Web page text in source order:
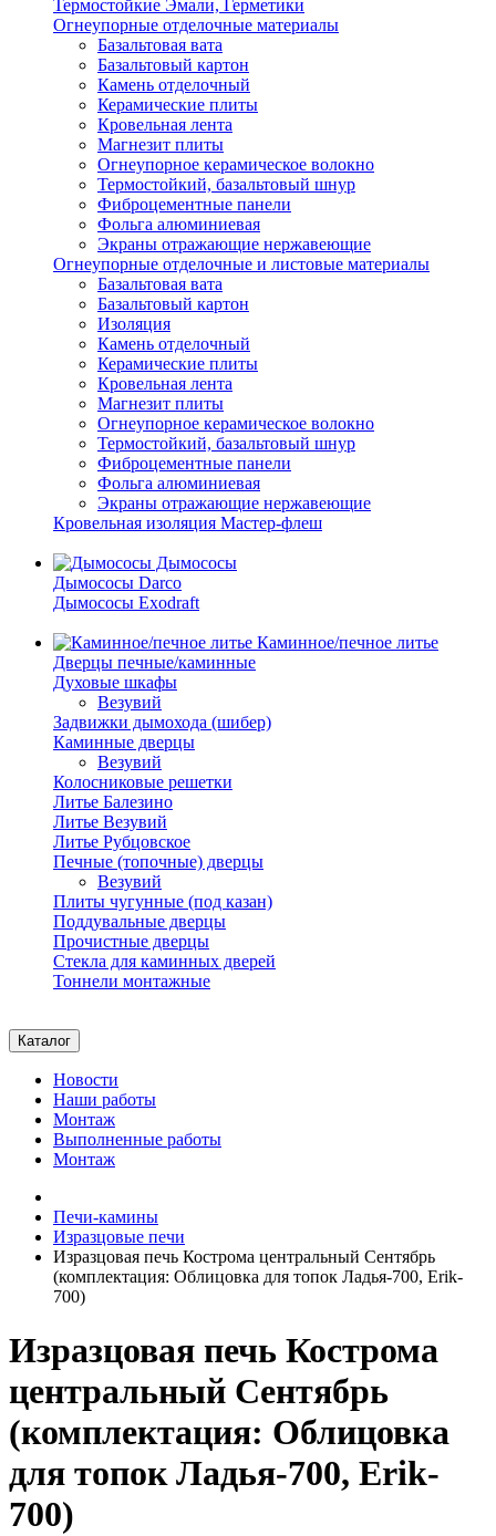
Термостойкие Эмали, Герметики
Огнеупорные отделочные материалы
Базальтовая вата
Базальтовый картон
Камень отделочный
Керамические плиты
Кровельная лента
Магнезит плиты
Огнеупорное керамическое волокно
Термостойкий, базальтовый шнур
Фиброцементные панели
Фольга алюминиевая
Экраны отражающие нержавеющие
Огнеупорные отделочные и листовые материалы
Базальтовая вата
Базальтовый картон
Изоляция
Камень отделочный
Керамические плиты
Кровельная лента
Магнезит плиты
Огнеупорное керамическое волокно
Термостойкий, базальтовый шнур
Фиброцементные панели
Фольга алюминиевая
Экраны отражающие нержавеющие
Кровельная изоляция Мастер-флеш
Дымососы
Дымососы Darco
Дымососы Exodraft
Каминное/печное литье
Дверцы печные/каминные
Духовые шкафы
Везувий
Задвижки дымохода (шибер)
Каминные дверцы
Везувий
Колосниковые решетки
Литье Балезино
Литье Везувий
Литье Рубцовское
Печные (топочные) дверцы
Везувий
Плиты чугунные (под казан)
Поддувальные дверцы
Прочистные дверцы
Стекла для каминных дверей
Тоннели монтажные
Каталог
Новости
Наши работы
Монтаж
Выполненные работы
Монтаж
Печи-камины
Изразцовые печи
Изразцовая печь Кострома центральный Сентябрь
(комплектация: Облицовка для топок Ладья-700, Erik-
700)
Изразцовая печь Кострома
центральный Сентябрь
(комплектация: Облицовка
для топок Ладья-700, Erik-
700)